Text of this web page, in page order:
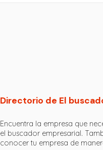
Directorio de El
Encuentra la empresa que
el buscador empresarial.
conocer tu empresa de